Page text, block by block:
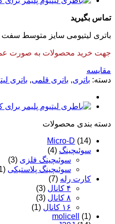
تماس بگیرید
باتری لیتیومی سایز متوسط سفت LSH14 با 3.6 ولت 5800 میلی آمپر می باشد. از تکنولوژی لیتیوم در این مدل استفاده شده و قابلیت شارژ دهی مجدد را ندارد.
جهت خرید محصولات به صورت
مقایسه
دسته: باتری, باتری قلمی, باتری
دسته‌ بندی محصولات
Micro-D (14)
سوئیچینگ (4)
سوئیچینگ فلزی (3)
سوئیچینگ پلاستیکی (1)
کارت رله (7)
۴ کانال
(3)
۸ کانال
(3)
۱۶ کانال
(1)
molicell
(1)